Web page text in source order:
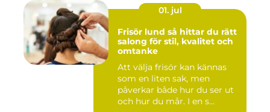
01. jul
Frisör lund så hittar du rätt
salong för stil, kvalitet och
omtanke
Att välja frisör kan kännas
som en liten sak, men
påverkar både hur du ser ut
och hur du mår. I en s...